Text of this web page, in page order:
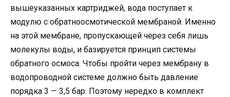
вышеуказанных картриджей, вода поступает к
модулю с обратноосмотической мембраной. Именно
на этой мембране, пропускающей через себя лишь
молекулы воды, и базируется принцип системы
обратного осмоса. Чтобы пройти через мембрану в
водопроводной системе должно быть давление
порядка 3 — 3,5 бар. Поэтому нередко в комплект